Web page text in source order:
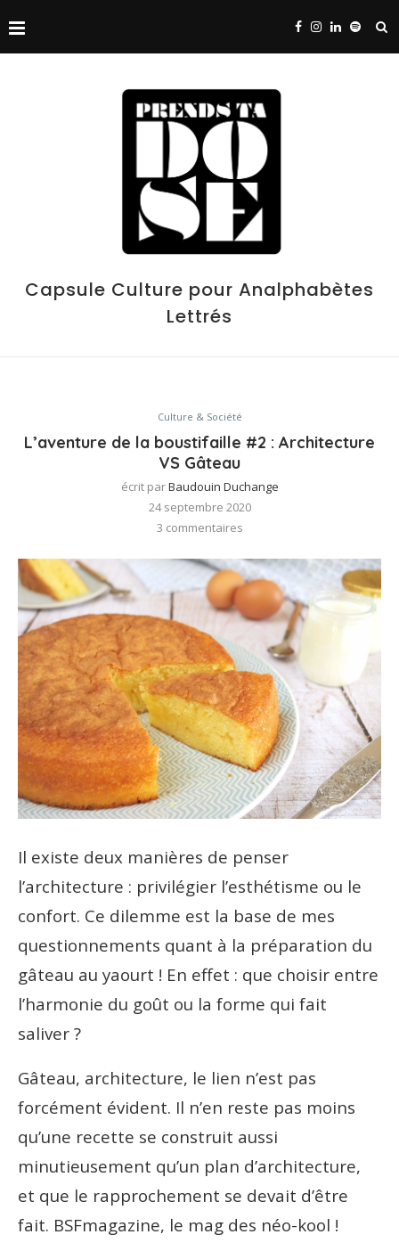
Capsule Culture pour Analphabètes
Lettrés
Culture & Société
L’aventure de la boustifaille #2 : Architecture
VS Gâteau
écrit parBaudouin Duchange
24 septembre 2020
3 commentaires
Il existe deux manières de penser
l’architecture : privilégier l’esthétisme ou le
confort. Ce dilemme est la base de mes
questionnements quant à la préparation du
gâteau au yaourt ! En effet : que choisir entre
l’harmonie du goût ou la forme qui fait
saliver ?
Gâteau, architecture, le lien n’est pas
forcément évident. Il n’en reste pas moins
qu’une recette se construit aussi
minutieusement qu’un plan d’architecture,
et que le rapprochement se devait d’être
fait. BSFmagazine, le mag des néo-kool !